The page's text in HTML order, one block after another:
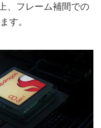
、フレーム補間での
す。